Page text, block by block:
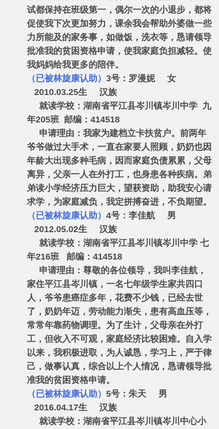
试都保持在班级第一，偶尔一次的小退步，都将
促使我下次更加努力，课余我会帮助外婆做一些
力所能及的家务事，如做饭，洗衣等，恳请领导
批准我的贫困资格申请，使我家庭负担减轻。使
我妈妈给我更多的陪伴。
（已被林旋康认助） 3号：罗漫妮 女
2010.03.25生 汉族
就读学校：湖南省平江县岑川镇岑川中学 九
年205班 邮编：414518
申请理由：我家为建档立卡扶贫户。前两年
爷爷做过大手术，一直在家要人照顾，奶奶也因
年龄大出现多种毛病，因而家庭负债累累，父母
离异，父亲一人在外打工，也身患各种疾病。弟
弟读小学经济压力巨大，望获资助，助我安心请
求学，为家庭减负，我定拼搏奋进，不负期望。
（已被林旋康认助） 4号：李佳航 男
2012.05.02生 汉族
就读学校：湖南省平江县岑川镇岑川中学 七
年216班 邮编：414518
申请理由：尊敬的各位领导，我叫李佳航，
家住平江县岑川镇，一名七年级学生家共四口
人，爷爷患癌症多年，花费不少钱，已经去世
了，奶奶年迈，劳动能力渐失，患有高血压等，
常常年靠药物调理。为了生计，父母亲在外打
工，但收入不可观，家庭经济比较困难。自入学
以来，我积极进取，为人诚恳，学习上，严于律
己，做事认真，综合以上个人情况，恳请领导批
准我的贫困资格申请。
（已被林旋康认助） 5号：朱天 男
2016.04.17生 汉族
就读学校：湖南省平江县岑川镇岑川中心小